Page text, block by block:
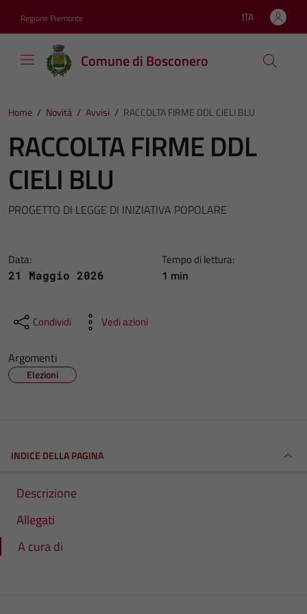
Regione Piemonte Lingua attiva:
ITA
Comune di Bosconero
Home / Novità / Avvisi / RACCOLTA FIRME DDL CIELI BLU
RACCOLTA FIRME DDL
CIELI BLU
PROGETTO DI LEGGE DI INIZIATIVA POPOLARE
Data:
21 Maggio 2026
Tempo di lettura:
1 min
Condividi Vedi azioni
Argomenti
Elezioni
INDICE DELLA PAGINA
Descrizione
Allegati
A cura di